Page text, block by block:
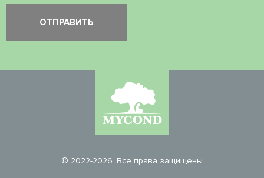
© 2022-2026. Все права защищены